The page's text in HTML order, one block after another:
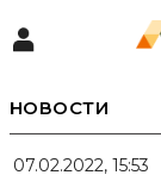
НОВОСТИ
07.02.2022, 15:53